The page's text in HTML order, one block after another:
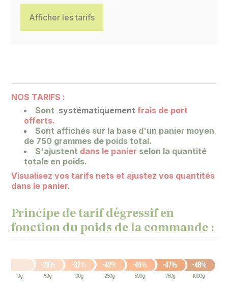
Afficher les tarifs
NOS TARIFS :
Sont systématiquementfrais de port
offerts.
Sont affichés sur la base d'un panier moyen
de 750 grammes de poids total.
S'ajustent dans le panier selon la quantité
totale en poids.
Visualisez vos tarifs nets et ajustez vos quantités
dans le panier.
Principe de tarif dégressif en
fonction du poids de la commande :